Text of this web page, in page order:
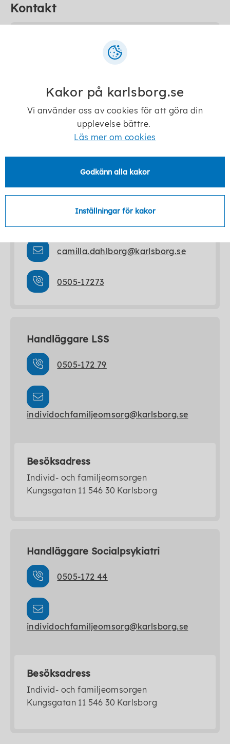
Kontakt
1:e Socialsekreterare
0505-17283
1:e socialsekreterare
camilla.dahlborg@karlsborg.se
0505-17273
Handläggare LSS
0505-172 79
individochfamiljeomsorg@karlsborg.se
Besöksadress
Individ- och familjeomsorgen
Kungsgatan 11 546 30 Karlsborg
Handläggare Socialpsykiatri
0505-172 44
individochfamiljeomsorg@karlsborg.se
Besöksadress
Individ- och familjeomsorgen
Kungsgatan 11 546 30 Karlsborg
Kakor på karlsborg.se
Vi använder oss av cookies för att göra din
upplevelse bättre.
Läs mer om cookies
Godkänn alla kakor
Inställningar för kakor